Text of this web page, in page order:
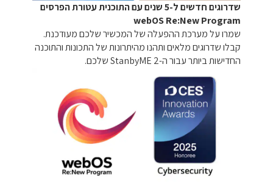
שדרוגים חדשים ל-5 שנים עם התוכנית עטורת הפרסים
webOS Re:New Program
שמרו על מערכת ההפעלה של המכשיר שלכם מעודכנת.
קבלו שדרוגים מלאים ותהנו מהיתרונות של התכונות והתוכנה
החדישות ביותר עבור ה-StanbyME 2 שלכם.